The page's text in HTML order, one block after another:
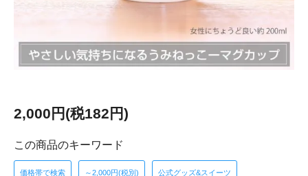
2,000円(税182円)
この商品のキーワード
価格帯で検索 ～2,000円(税別) 公式グッズ&スイーツ